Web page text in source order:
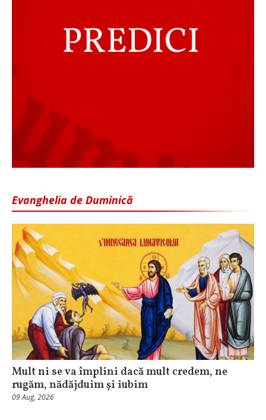
Evanghelia de Duminică
Mult ni se va împlini dacă mult credem, ne
rugăm, nădăjduim și iubim
09 Aug, 2026